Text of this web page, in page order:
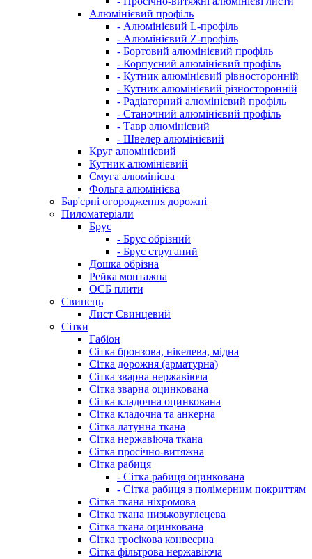
Алюмінієвий профіль
- Алюмінієвий L-профіль
- Алюмінієвий Z-профіль
- Бортовий алюмінієвий профіль
- Корпусний алюмінієвий профіль
- Кутник алюмінієвий рівносторонній
- Кутник алюмінієвий різносторонній
- Радіаторний алюмінієвий профіль
- Станочний алюмінієвий профіль
- Тавр алюмінієвий
- Швелер алюмінієвий
Круг алюмінієвий
Кутник алюмінієвий
Смуга алюмінієва
Фольга алюмінієва
Бар'єрні огородження дорожні
Пиломатеріали
Брус
- Брус обрізний
- Брус струганий
Дошка обрізна
Рейка монтажна
ОСБ плити
Cвинець
Лист Свинцевий
Сітки
Габіон
Сітка бронзова, нікелева, мідна
Сітка дорожня (арматурна)
Сітка зварна нержавіюча
Сітка зварна оцинкована
Сітка кладочна оцинкована
Сітка кладочна та анкерна
Сітка латунна ткана
Сітка нержавіюча ткана
Сітка просічно-витяжна
Сітка рабиця
- Сітка рабиця оцинкована
- Сітка рабиця з полімерним покриттям
Сітка ткана ніхромова
Сітка ткана низьковуглецева
Сітка ткана оцинкована
Сітка тросікова конвеєрна
Сітка фільтрова нержавіюча